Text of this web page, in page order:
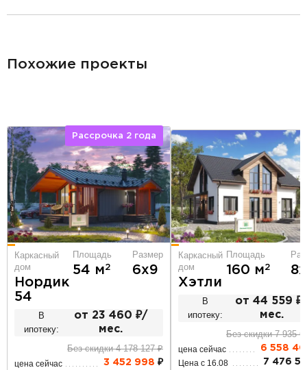
Похожие проекты
Рассрочка 2 года
Каркасный
дом
Нордик
54
Площадь
54 м2
Размер
6х9
В
ипотеку:
от 23 460 ₽/
мес.
Без скидки 4 178 127 ₽
цена сейчас 3 452 998 ₽
Каркасный
дом
Хэтли
Площадь
160 м2
В
ипотеку:
от 44 559
мес.
Без скидки 7 935
цена сейчас 6 558
Цена с 16.08 7 476